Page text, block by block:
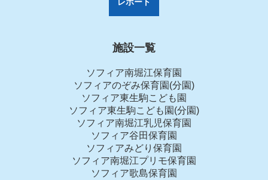
レポート
施設一覧
ソフィア南堀江保育園
ソフィアのぞみ保育園(分園)
ソフィア東生駒こども園
ソフィア東生駒こども園(分園)
ソフィア南堀江乳児保育園
ソフィア谷田保育園
ソフィアみどり保育園
ソフィア南堀江プリモ保育園
ソフィア歌島保育園